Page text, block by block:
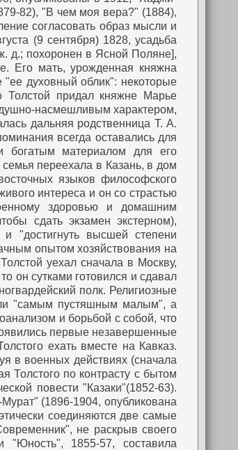
82), "В чем моя вера?" (1884),
согласовать образ мысли и
(9 сентября) 1828, усадьба
д.; похоронен в Ясной Поляне],
Его мать, урожденная княжна
"ее духовный облик": некоторые
Толстой придал княжне Марье
насмешливым характером,
дальняя родственница Т. А.
всегда оставались для
богатым материалом для его
переехала в Казань, в дом
языков философского
интереса и он со страстью
здоровью и домашним
сдать экзамен экстерном),
и "достигнуть высшей степени
опытом хозяйствования на
уехал сначала в Москву,
он сутками готовился и сдавал
полк. Религиозные
"самым пустяшным малым", а
и борьбой с собой, что
первые незавершенные
ехать вместе на Кавказ.
в военных действиях (сначала
Толстого по контрасту с бытом
повести "Казаки"(1852-63).
(1896-1904, опубликована
соединяются две самые
не раскрыв своего
1855-57, составила